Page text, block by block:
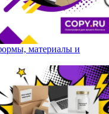
материалы и